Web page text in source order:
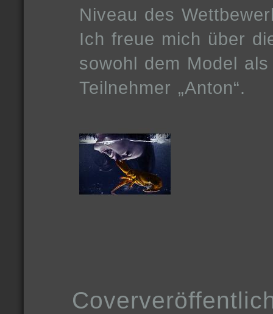
Niveau des
Ich freue mich über
sowohl dem Model
Teilnehmer „Anton“.